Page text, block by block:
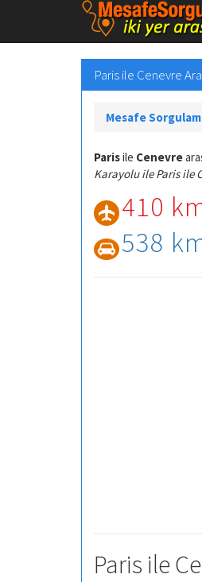
Paris ile Cenevre
Mesafe
Parisile Cenevre
Karayolu ile Paris ile
410
538
Paris ile